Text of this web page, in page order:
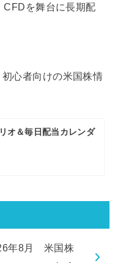
CFDを舞台に長期配
心者向けの米国株情
オ＆毎日配当カレンダ
年8月 米国株